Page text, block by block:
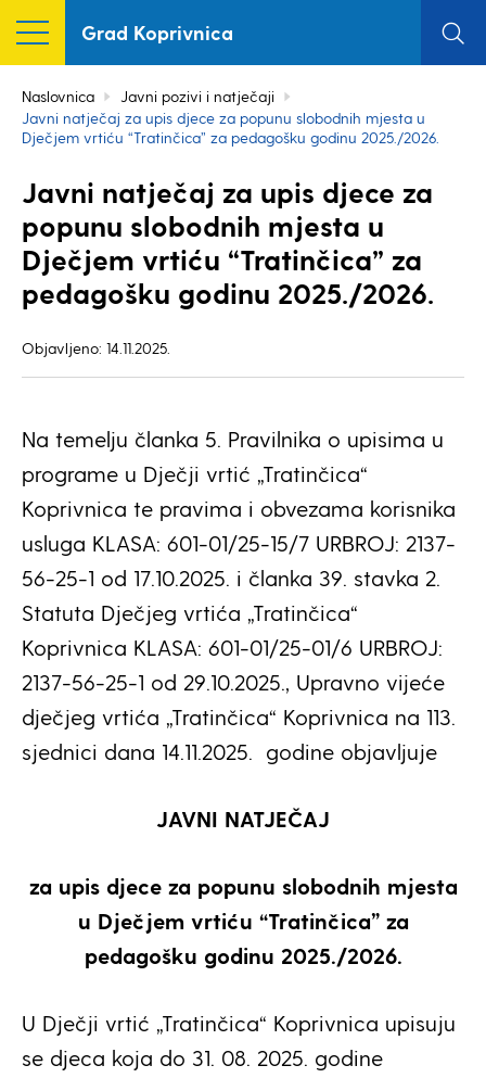
Grad Koprivnica
Naslovnica
Javni pozivi i natječaji
Javni natječaj za upis djece za popunu slobodnih mjesta u
Dječjem vrtiću “Tratinčica” za pedagošku godinu 2025./2026.
Javni natječaj za upis djece za
popunu slobodnih mjesta u
Dječjem vrtiću “Tratinčica” za
pedagošku godinu 2025./2026.
Objavljeno: 14.11.2025.
Na temelju članka 5. Pravilnika o upisima u
programe u Dječji vrtić „Tratinčica“
Koprivnica te pravima i obvezama korisnika
usluga KLASA: 601-01/25-15/7 URBROJ: 2137-
56-25-1 od 17.10.2025. i članka 39. stavka 2.
Statuta Dječjeg vrtića „Tratinčica“
Koprivnica KLASA: 601-01/25-01/6 URBROJ:
2137-56-25-1 od 29.10.2025., Upravno vijeće
dječjeg vrtića „Tratinčica“ Koprivnica na 113.
sjednici dana 14.11.2025. godine objavljuje
JAVNI NATJEČAJ
za upis djece za popunu slobodnih mjesta
u Dječjem vrtiću “Tratinčica” za
pedagošku godinu 2025./2026.
U Dječji vrtić „Tratinčica“ Koprivnica upisuju
se djeca koja do 31. 08. 2025. godine